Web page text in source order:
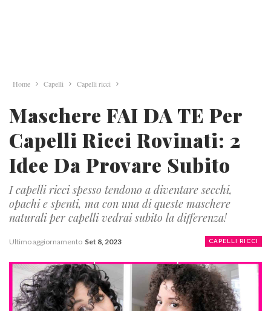
Home Capelli Capelli ricci
Maschere FAI DA TE Per
Capelli Ricci Rovinati: 2
Idee Da Provare Subito
I capelli ricci spesso tendono a diventare secchi,
opachi e spenti, ma con una di queste maschere
naturali per capelli vedrai subito la differenza!
CAPELLI RICCI
Ultimo aggiornamento Set 8, 2023